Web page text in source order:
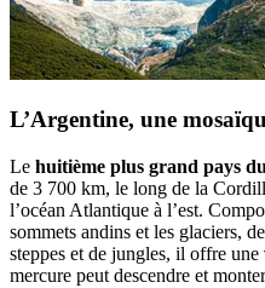
L’Argentine, une
Le huitième plus grand pays
de 3 700 km, le long de la
l’océan Atlantique à l’est.
sommets andins et les glaciers,
steppes et de jungles, il offre une
mercure peut descendre et